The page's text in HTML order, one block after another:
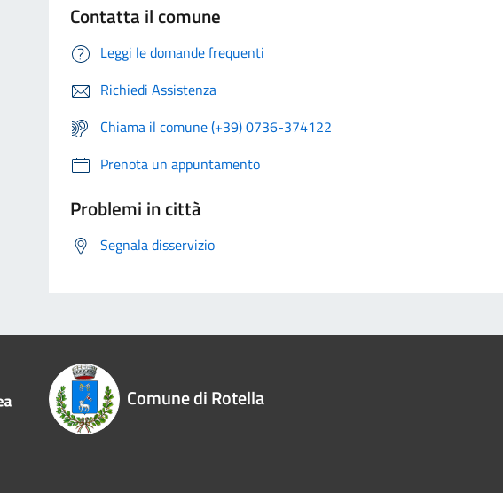
Contatta il comune
Leggi le domande frequenti
Richiedi Assistenza
Chiama il comune (+39) 0736-374122
Prenota un appuntamento
Problemi in città
Segnala disservizio
Comune di Rotella